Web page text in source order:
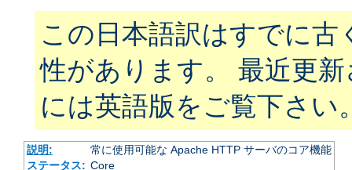
この日本語訳はすでに古
性があります。 最近更
には英語版をご覧下さい
説明:
常に使用可能な Apache HTTP サーバのコア機能
ステータス: Core